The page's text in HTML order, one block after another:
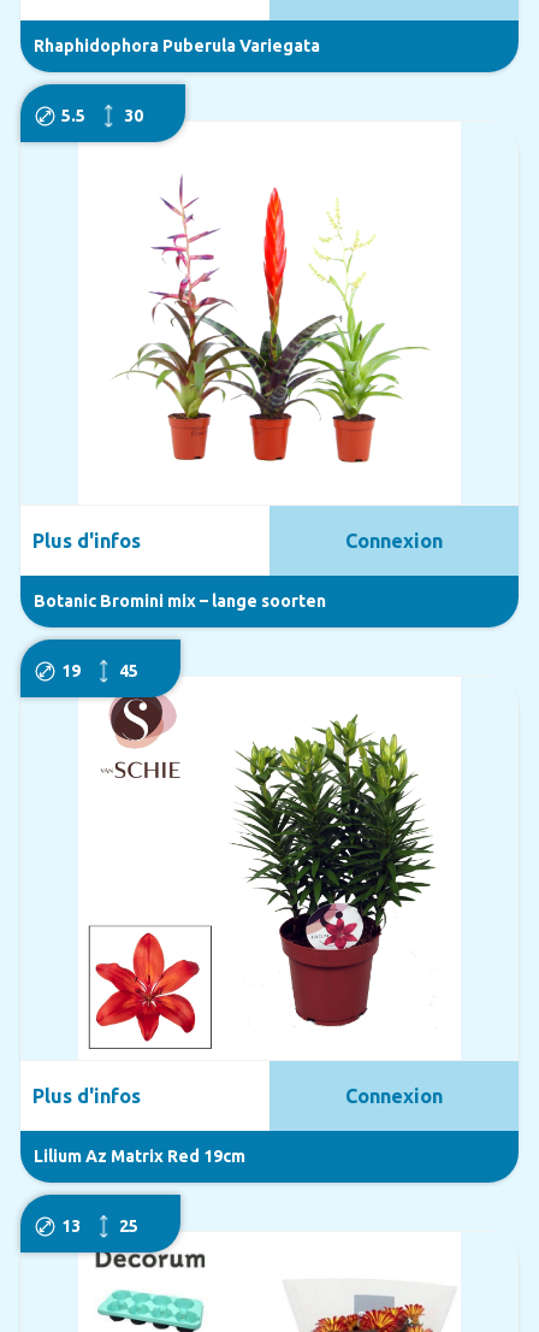
Rhaphidophora Puberula Variegata
5.5 30
Botanic Bromini mix – lange soorten
Plus d'infos Connexion
19 45
Lilium Az Matrix Red 19cm
Plus d'infos Connexion
13 25